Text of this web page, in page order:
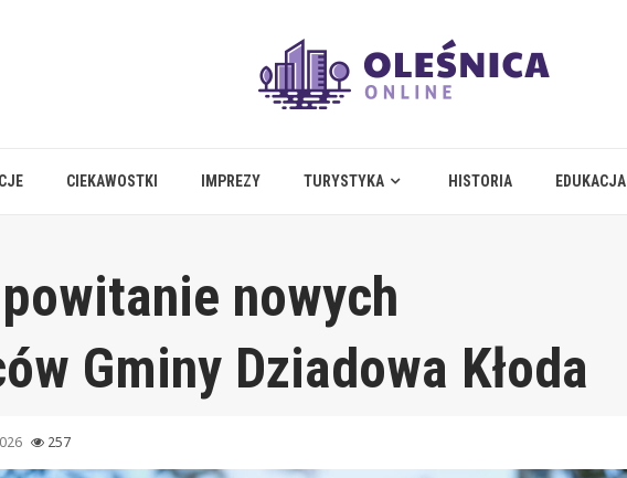
CIEKAWOSTKI IMPREZY TURYSTYKA HISTORIA EDUKACJA
nowych
Gminy Dziadowa Kłoda
257